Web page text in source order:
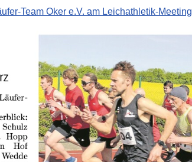
Team Oker e.V. am Leichathletik-Meeting